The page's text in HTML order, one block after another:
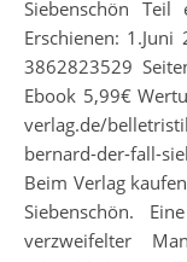
Siebenschön
Erschienen:
3862823529
Ebook 5,99€
verlag.de/
bernard-der-fall-
Beim Verlag
Siebenschön.
verzweifelter